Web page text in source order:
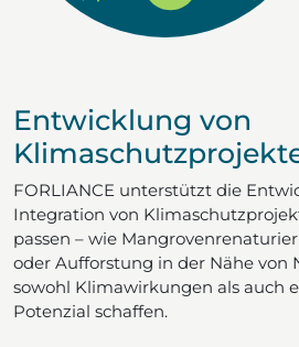
Entwicklung von
FORLIANCE unterstützt die
Integration von
passen – wie
oder Aufforstung in der Nähe von
sowohl Klimawirkungen als auch
Potenzial schaffen.